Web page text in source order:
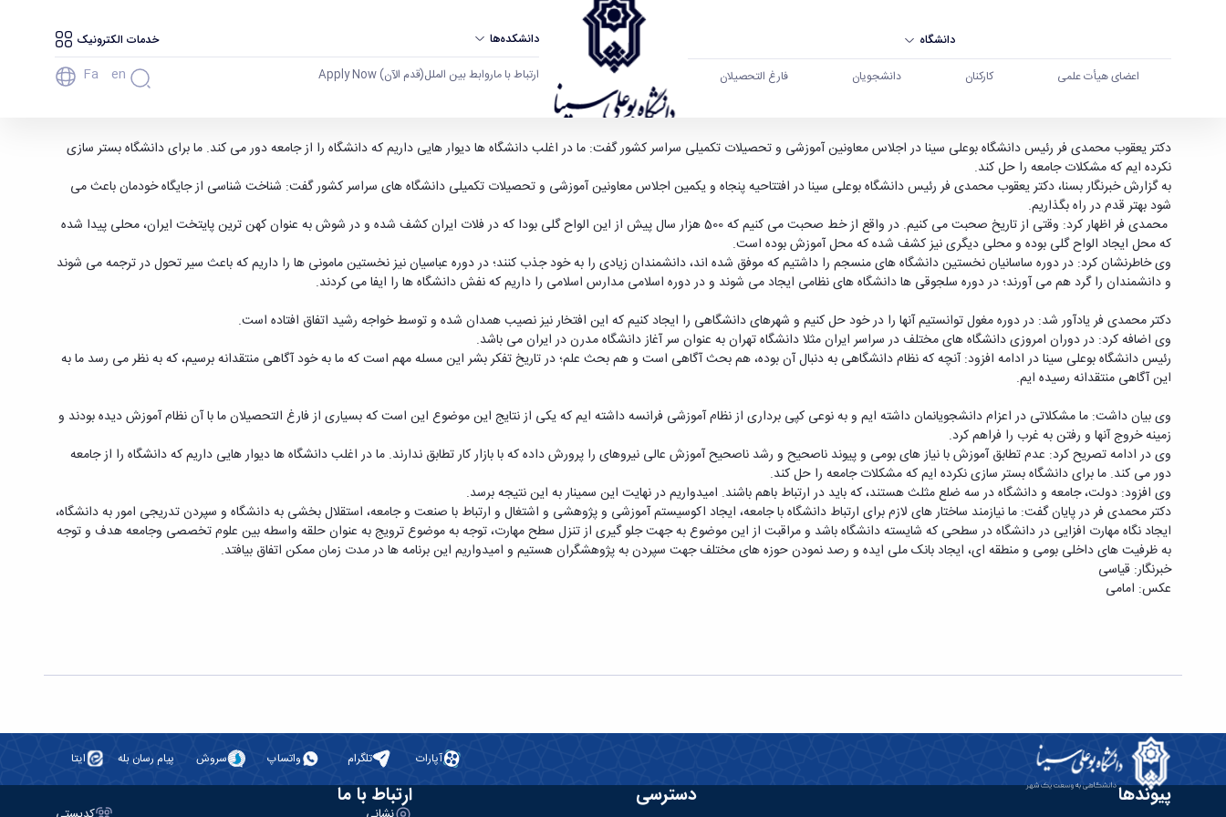
دانشگاه
اعضای هیأت علمی کارکنان دانشجویان فارغ التحصیلان
دانشکده‌ها خدمات الکترونیک
ارتباط با ماروابط بین الملل(قدم الآن) Apply Now Fa En
ما برای دانشگاه بستر سازی نکرده ایم که مشکلات جامعه را حل کند - دانشگاه بوعلی سینا همدان
دکتر یعقوب محمدی فر رئیس دانشگاه بوعلی سینا در اجلاس معاونین آموزشی و تحصیلات تکمیلی سراسر کشور گفت: ما در اغلب دانشگاه ها دیوار هایی داریم که دانشگاه را از جامعه دور می کند. ما برای دانشگاه بستر سازی
نکرده ایم که مشکلات جامعه را حل کند.
به گزارش خبرنگار بسنا، دکتر یعقوب محمدی فر رئیس دانشگاه بوعلی سینا در افتتاحیه پنجاه و یکمین اجلاس معاونین آموزشی و تحصیلات تکمیلی دانشگاه های سراسر کشور گفت: شناخت شناسی از جایگاه خودمان باعث می
شود بهتر قدم در راه بگذاریم.
محمدی فر اظهار کرد: وقتی از تاریخ صحبت می کنیم. در واقع از خط صحبت می کنیم که 500 هزار سال پیش از این الواح گلی بودا که در فلات ایران کشف شده و در شوش به عنوان کهن ترین پایتخت ایران، محلی پیدا شده
که محل ایجاد الواح گلی بوده و محلی دیگری نیز کشف شده که محل آموزش بوده است.
وی خاطرنشان کرد: در دوره ساسانیان نخستین دانشگاه های منسجم را داشتیم که موفق شده اند، دانشمندان زیادی را به خود جذب کنند؛ در دوره عباسیان نیز نخستین مامونی ها را داریم که باعث سیر تحول در ترجمه می شوند
و دانشمندان را گرد هم می آورند؛ در دوره سلجوقی ها دانشگاه های نظامی ایجاد می شوند و در دوره اسلامی مدارس اسلامی را داریم که نفش دانشگاه ها را ایفا می کردند.
دکتر محمدی فر یادآور شد: در دوره مغول توانستیم آنها را در خود حل کنیم و شهرهای دانشگاهی را ایجاد کنیم که این افتخار نیز نصیب همدان شده و توسط خواجه رشید اتفاق افتاده است.
وی اضافه کرد: در دوران امروزی دانشگاه های مختلف در سراسر ایران مثلا دانشگاه تهران به عنوان سر آغاز دانشگاه مدرن در ایران می باشد.
رئیس دانشگاه بوعلی سینا در ادامه افزود: آنچه که نظام دانشگاهی به دنبال آن بوده، هم بحث آگاهی است و هم بحث علم؛ در تاریخ تفکر بشر این مسله مهم است که ما به خود آگاهی منتقدانه برسیم، که به نظر می رسد ما به
این آگاهی منتقدانه رسیده ایم.
وی بیان داشت: ما مشکلاتی در اعزام دانشجویانمان داشته ایم و به نوعی کپی برداری از نظام آموزشی فرانسه داشته ایم که یکی از نتایج این موضوع این است که بسیاری از فارغ التحصیلان ما با آن نظام آموزش دیده بودند و
زمینه خروج آنها و رفتن به غرب را فراهم کرد.
وی در ادامه تصریح کرد: عدم تطابق آموزش با نیاز های بومی و پیوند ناصحیح و رشد ناصحیح آموزش عالی نیروهای را پرورش داده که با بازار کار تطابق ندارند. ما در اغلب دانشگاه ها دیوار هایی داریم که دانشگاه را از جامعه
دور می کند. ما برای دانشگاه بستر سازی نکرده ایم که مشکلات جامعه را حل کند.
وی افزود: دولت، جامعه و دانشگاه در سه ضلع مثلث هستند، که باید در ارتباط باهم باشند. امیدواریم در نهایت این سمینار به این نتیجه برسد.
دکتر محمدی فر در پایان گفت: ما نیازمند ساختار های لازم برای ارتباط دانشگاه با جامعه، ایجاد اکوسیستم آموزشی و پژوهشی و اشتغال و ارتباط با صنعت و جامعه، استقلال بخشی به دانشگاه و سپردن تدریجی امور به دانشگاه،
ایجاد نگاه مهارت افزایی در دانشگاه در سطحی که شایسته دانشگاه باشد و مراقبت از این موضوع به جهت جلو گیری از تنزل سطح مهارت، توجه به موضوع ترویج به عنوان حلقه واسطه بین علوم تخصصی وجامعه هدف و توجه
به ظرفیت های داخلی بومی و منطقه ای، ایجاد بانک ملی ایده و رصد نمودن حوزه های مختلف جهت سپردن به پژوهشگران هستیم و امیدواریم این برنامه ها در مدت زمان ممکن اتفاق بیافتد.
خبرنگار: قیاسی
عکس: امامی
آپارات تلگرام واتساپ سروش پیام رسان بله ایتا
پیوندها دسترسی ارتباط با ما